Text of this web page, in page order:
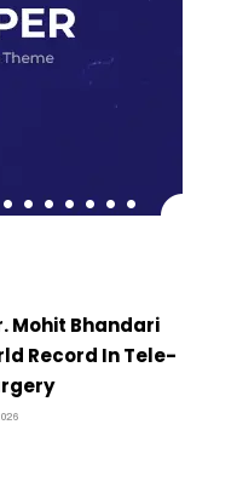
Mohit Bhandari
Record In Tele-